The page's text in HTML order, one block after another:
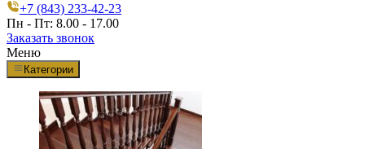
+7 (843) 233-42-23
Пн - Пт: 8.00 - 17.00
Заказать звонок
Меню
Категории